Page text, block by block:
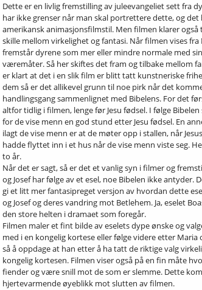
Dette er en livlig fremstilling av juleevangeliet sett fra
har ikke grenser når man skal portrettere dette, og
amerikansk animasjonsfilmstil. Men filmen klarer også
skille mellom virkelighet og fantasi. Når filmen vises fra
fremstår dyrene som mer eller mindre normale med
væremåter. Så her skiftes det fram og tilbake mellom
er klart at det i en slik film er blitt tatt kunstneriske
dem så er det allikevel grunn til noe pirk når det
handlingsgang sammenlignet med Bibelens. For det
altfor tidlig i filmen, lenge før Jesu fødsel. I følge
for de vise menn en god stund etter Jesu fødsel. En
ilagt de vise menn er at de møter opp i stallen, når
hadde flyttet inn i et hus når de vise menn viste seg.
to år.
Når det er sagt, så er det et vanlig syn i filmer og
og Josef har følge av et esel, noe Bibelen ikke antyder.
gi et litt mer fantasipreget versjon av hvordan dette
og Josef og deres vandring mot Betlehem. Ja, eselet
den store helten i dramaet som foregår.
Filmen maler et fint bilde av eselets dype ønske og
med i en kongelig kortese eller følge videre etter Maria
så å oppdage at han etter å ha tatt de riktige valg
kongelig kortesen. Filmen viser også på en fin måte
fiender og være snill mot de som er slemme. Dette
hjertevarmende øyeblikk mot slutten av filmen.